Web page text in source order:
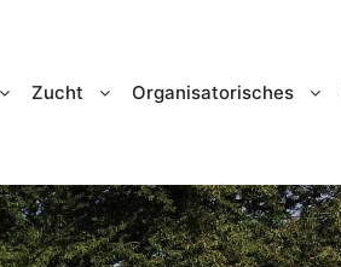
Zucht Organisatorisches